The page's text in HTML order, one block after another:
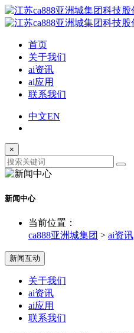
首页
关于我们
ai资讯
ai应用
联系我们
中文EN
×
新闻中心
当前位置：
ca888亚洲城集团 > ai资讯
新闻互动
关于我们
ai资讯
ai应用
联系我们